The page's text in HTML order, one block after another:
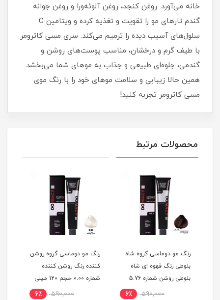
خانه می‌آورد. روغن کنجد، روغن آلوئه‌ورا و روغن جوانه
گندم تارهای مو را تقویت و تغذیه کرده و ویتامین C
سلول‌های آسیب دیده را ترمیم می‌کند. سری مسی کاترومر
با طیف گرم و درخشان، مناسب پوست‌های روشن و
گندمی، جلوه‌ای طبیعی و جذاب به موهای شما می‌بخشد.
همین حالا زیبایی و سلامت موهای خود را با رنگ موی
مسی کاترومر تجربه کنید!
محصولات مرتبط
رنگ مو دوماسی گروه شاه
بلوطی رنگ قهوه ای شاه
بلوطی روشن شماره 5.76
590,000 6٪
رنگ مو دوماسی گروه روشن
کننده رنگ روشن کننده
شماره 0.00 حجم 120 میلی
590,000 6٪